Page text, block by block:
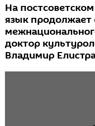
На
язык продолжает
доктор
Владимир